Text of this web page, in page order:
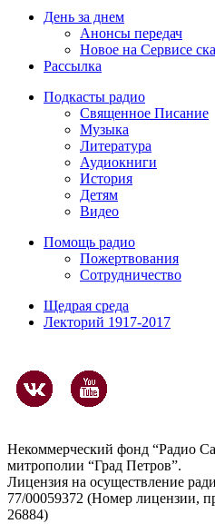
День за днем
Анонсы передач
Новое на Сервисе
Рассылка
Подкасты радио
Священное Писание
Музыка
Литература
Аудиокниги
История
Детям
Видео
Помощь радио
Пожертвования
Сотрудничество
Щедрая среда
Лекторий 1917-2017
Некоммерческий фонд “Радио
митрополии “Град Петров”.
Лицензия на осуществление
77/00059372 (Номер лицензии,
26884)